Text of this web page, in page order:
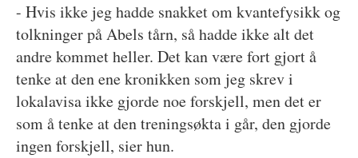
- Hvis ikke jeg hadde snakket om kvantefysikk og
tolkninger på Abels tårn, så hadde ikke alt det
andre kommet heller. Det kan være fort gjort å
tenke at den ene kronikken som jeg skrev i
lokalavisa ikke gjorde noe forskjell, men det er
som å tenke at den treningsøkta i går, den gjorde
ingen forskjell, sier hun.